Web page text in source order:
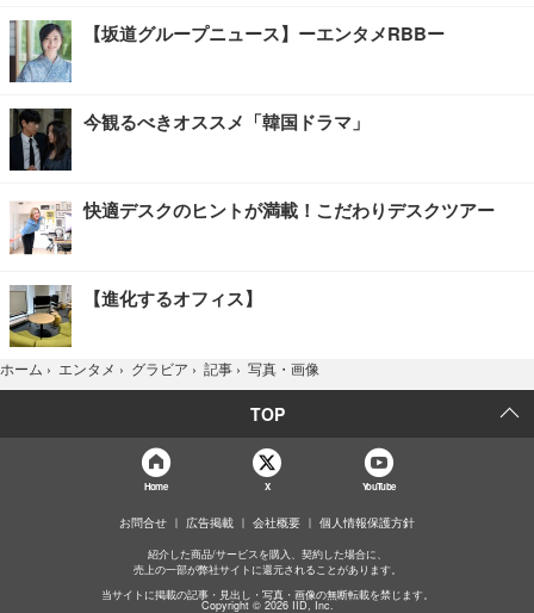
【坂道グループニュース】ーエンタメRBBー
今観るべきオススメ「韓国ドラマ」
快適デスクのヒントが満載！こだわりデスクツアー
【進化するオフィス】
ホーム › エンタメ › グラビア › 記事 › 写真・画像
TOP
Home X YouTube
お問合せ 広告掲載 会社概要 個人情報保護方針
紹介した商品/サービスを購入、契約した場合に、
売上の一部が弊社サイトに還元されることがあります。
当サイトに掲載の記事・見出し・写真・画像の無断転載を禁じます。
Copyright © 2026 IID, Inc.